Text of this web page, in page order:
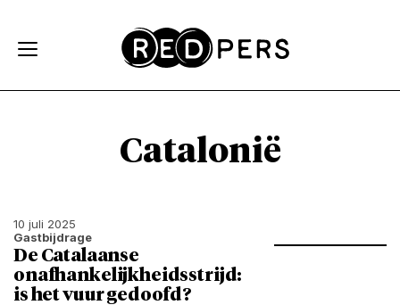
Catalonië
10 juli 2025
Gastbijdrage
De Catalaanse
onafhankelijkheidsstrijd:
is het vuur gedoofd?